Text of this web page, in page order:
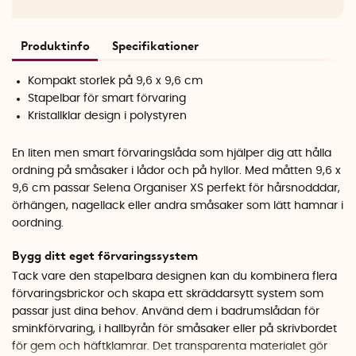
Produktinfo Specifikationer
Kompakt storlek på 9,6 x 9,6 cm
Stapelbar för smart förvaring
Kristallklar design i polystyren
En liten men smart förvaringslåda som hjälper dig att hålla
ordning på småsaker i lådor och på hyllor. Med måtten 9,6 x
9,6 cm passar Selena Organiser XS perfekt för hårsnodddar,
örhängen, nagellack eller andra småsaker som lätt hamnar i
oordning.
Bygg ditt eget förvaringssystem
Tack vare den stapelbara designen kan du kombinera flera
förvaringsbrickor och skapa ett skräddarsytt system som
passar just dina behov. Använd dem i badrumslådan för
sminkförvaring, i hallbyrån för småsaker eller på skrivbordet
för gem och häftklamrar. Det transparenta materialet gör